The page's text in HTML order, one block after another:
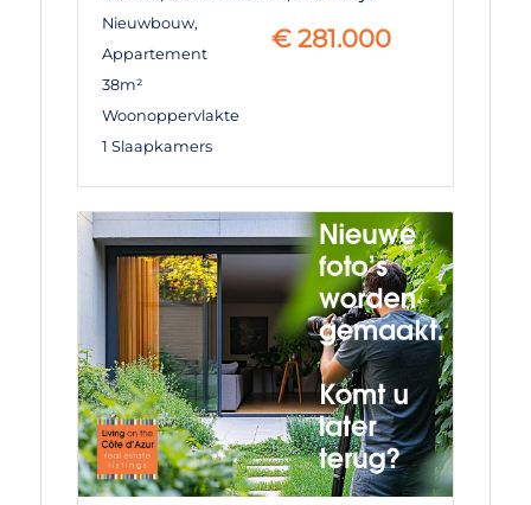
Nieuwbouw,
Appartement
38m²
Woonoppervlakte
1 Slaapkamers
€ 281.000